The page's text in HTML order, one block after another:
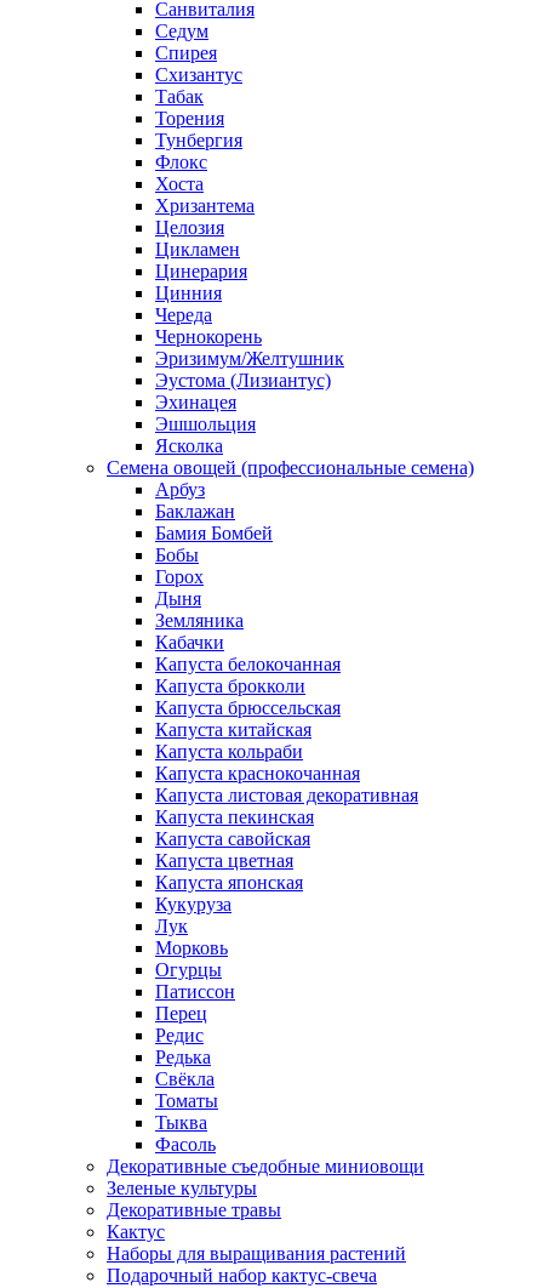
Санвиталия
Седум
Спирея
Схизантус
Табак
Торения
Тунбергия
Флокс
Хоста
Хризантема
Целозия
Цикламен
Цинерария
Цинния
Череда
Чернокорень
Эризимум/Желтушник
Эустома (Лизиантус)
Эхинацея
Эшшольция
Ясколка
Семена овощей (профессиональные семена)
Арбуз
Баклажан
Бамия Бомбей
Бобы
Горох
Дыня
Земляника
Кабачки
Капуста белокочанная
Капуста брокколи
Капуста брюссельская
Капуста китайская
Капуста кольраби
Капуста краснокочанная
Капуста листовая декоративная
Капуста пекинская
Капуста савойская
Капуста цветная
Капуста японская
Кукуруза
Лук
Морковь
Огурцы
Патиссон
Перец
Редис
Редька
Свёкла
Томаты
Тыква
Фасоль
Декоративные съедобные миниовощи
Зеленые культуры
Декоративные травы
Кактус
Наборы для выращивания растений
Подарочный набор кактус-свеча